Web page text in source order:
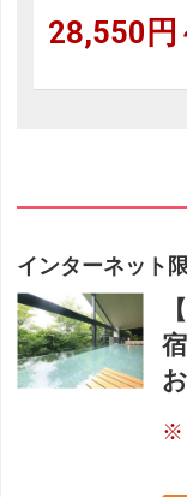
28,550円
インターネット